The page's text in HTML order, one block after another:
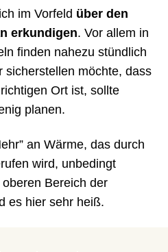
im Vorfeld über den
erkundigen. Vor allem in
finden nahezu stündlich
sicherstellen möchte, dass
Ort ist, sollte
planen.
an Wärme, das durch
wird, unbedingt
Bereich der
es hier sehr heiß.